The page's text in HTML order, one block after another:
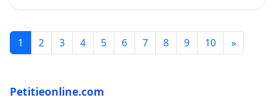
1 2 3 4 5 6 7 8 9 10 »
Petitieonline.com